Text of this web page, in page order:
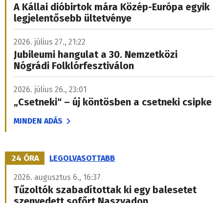
A Kállai dióbirtok mára Közép-Európa egyik
legjelentősebb ültetvénye
2026. július 27., 21:22
Jubileumi hangulat a 30. Nemzetközi
Nógrádi Folklórfesztiválon
2026. július 26., 23:01
„Csetneki“ – új köntösben a csetneki csipke
MINDEN ADÁS
24 ÓRA LEGOLVASOTTABB
2026. augusztus 6., 16:37
Tűzoltók szabadítottak ki egy balesetet